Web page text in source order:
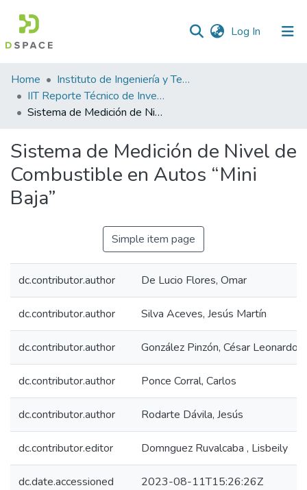
Log In (current)
Statistics
Home
Instituto de Ingeniería y Tecnología
IIT Reporte Técnico de Investigación
Sistema de Medición de Nivel de Combustible en Autos “Mini Baja”
Sistema de Medición de Nivel de
Combustible en Autos “Mini
Baja”
Simple item page
dc.contributor.author De Lucio Flores, Omar
dc.contributor.author Silva Aceves, Jesús Martín
dc.contributor.author González Pinzón, César Leonardo
dc.contributor.author Ponce Corral, Carlos
dc.contributor.author Rodarte Dávila, Jesús
dc.contributor.editor Domnguez Ruvalcaba , Lisbeily
dc.date.accessioned 2023-08-11T15:26:26Z